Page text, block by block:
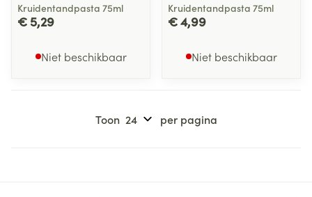
Kruidentandpasta 75ml
€ 5,29
Niet beschikbaar
Kruidentandpasta 75ml
€ 4,99
Niet beschikbaar
Toon per pagina